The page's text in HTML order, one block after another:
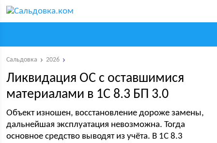
Сальдовка 2026
Ликвидация ОС с оставшимися
материалами в 1С 8.3 БП 3.0
Объект изношен, восстановление дороже замены,
дальнейшая эксплуатация невозможна. Тогда
основное средство выводят из учёта. В 1С 8.3